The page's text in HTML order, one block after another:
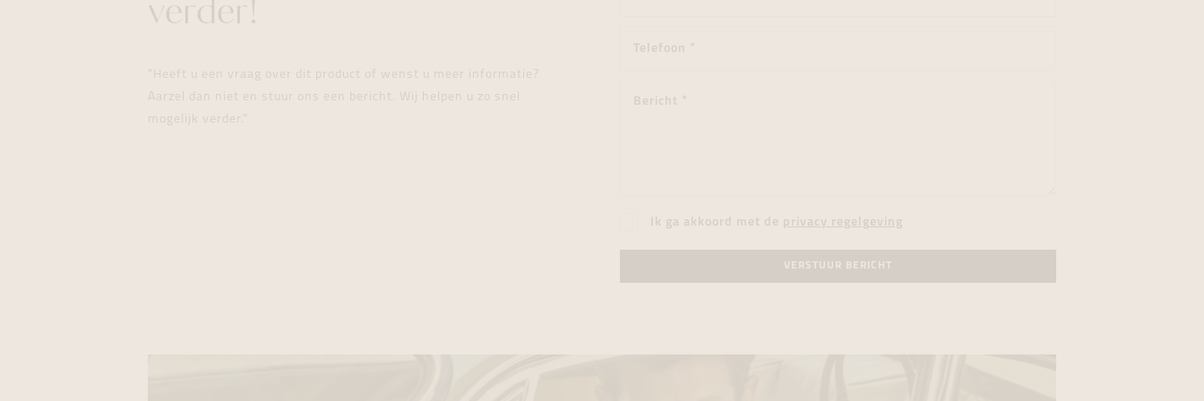
verder!
"Heeft u een vraag over dit product of wenst u meer informatie?
Aarzel dan niet en stuur ons een bericht. Wij helpen u zo snel
mogelijk verder."
Ik ga akkoord met de privacy regelgeving
VERSTUUR BERICHT